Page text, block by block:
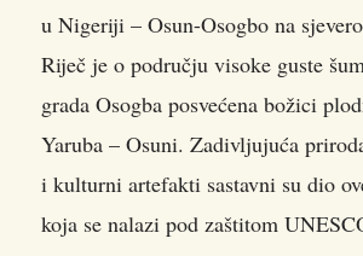
u Nigeriji – Osun-Osogbo na
Riječ je o području visoke guste
grada Osogba posvećena božici
Yaruba – Osuni. Zadivljujuća
i kulturni artefakti sastavni su dio
koja se nalazi pod zaštitom